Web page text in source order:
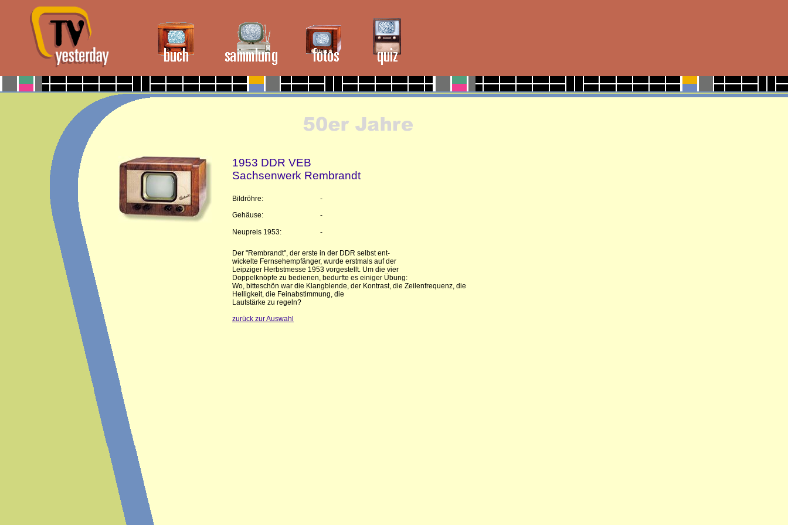
1953 DDR VEB
Sachsenwerk Rembrandt
Bildröhre:
-
Gehäuse:
-
Neupreis 1953: -
Der "Rembrandt", der erste in der DDR selbst ent-
wickelte Fernsehempfänger, wurde erstmals auf der
Leipziger Herbstmesse 1953 vorgestellt. Um die vier
Doppelknöpfe zu bedienen, bedurfte es einiger Übung:
Wo, bitteschön war die Klangblende, der Kontrast, die Zeilenfrequenz, die
Helligkeit, die Feinabstimmung, die
Lautstärke zu regeln?
zurück zur Auswahl